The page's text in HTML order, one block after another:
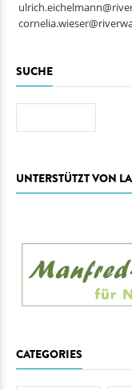
SUCHE
UNTERSTÜTZT VON
CATEGORIES